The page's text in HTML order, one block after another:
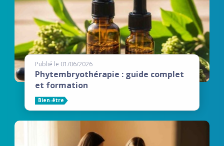
Publié le 01/06/2026
Phytembryothérapie : guide complet
et formation
Bien-être